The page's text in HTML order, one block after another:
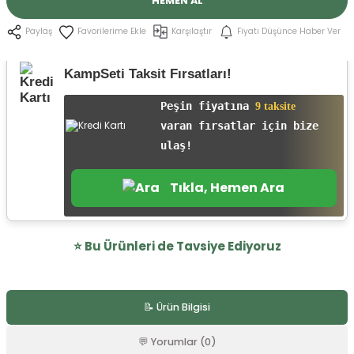
Paylaş Karşılaştır Fiyatı Düşünce Haber Ver
KampSeti Taksit Fırsatları!
Peşin fiyatına 9 taksite
varan fırsatlar için bize
ulaş!
Tıkla, Hemen Ara
⭐️ Bu Ürünleri de Tavsiye Ediyoruz
UMAREX Elite Force Airsoft BB 0,20 Beyaz 2700 Adet
📝 Ürün Bilgisi
💬 Yorumlar (0)